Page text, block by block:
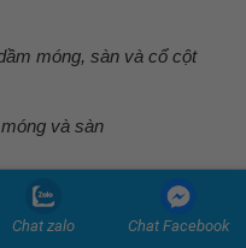
móng, sàn và cổ cột
và sàn
như hố ga, bể phốt
Chat zalo Chat Facebook